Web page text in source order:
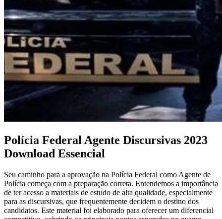
Polícia Federal Agente Discursivas 2023
Download Essencial
Seu caminho para a aprovação na Polícia Federal como Agente de
Polícia começa com a preparação correta. Entendemos a importância
de ter acesso a materiais de estudo de alta qualidade, especialmente
para as discursivas, que frequentemente decidem o destino dos
candidatos. Este material foi elaborado para oferecer um diferencial